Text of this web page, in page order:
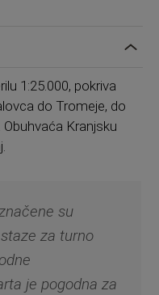
1:25.000, pokriva
do Tromeje, do
Kranjsku
su
za turno
je pogodna za